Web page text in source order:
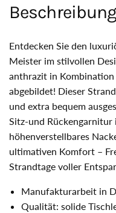
Entdecken Sie den
Meister im stilvollen
anthrazit in
abgebildet! Dieser
und extra bequem
Sitz-und
höhenverstellbares
ultimativen Komfort –
Strandtage voller
Manufakturarbeit in
Qualität: solide